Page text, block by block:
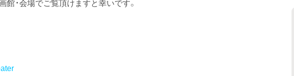
館・会場でご覧頂けますと幸いです。